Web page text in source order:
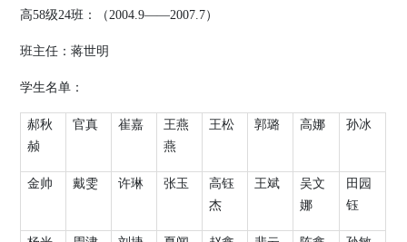
高58级24班：（2004.9——2007.7）
班主任：蒋世明
学生名单：
郝秋
赪
官真 崔嘉
王燕
燕
王松 郭璐 高娜 孙冰
金帅 戴雯 许琳 张玉
高钰
杰
王斌
吴文
娜
田园
钰